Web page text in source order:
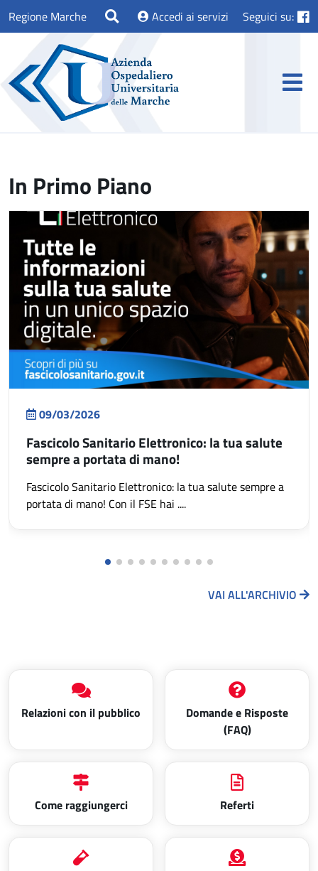
Regione Marche Accedi ai servizi Seguici su:
In Primo Piano
09/03/2026
Fascicolo Sanitario Elettronico: la tua salute
sempre a portata di mano!
Fascicolo Sanitario Elettronico: la tua salute sempre a
portata di mano! Con il FSE hai ....
VAI ALL'ARCHIVIO
Relazioni con il pubblico
Domande e Risposte
(FAQ)
Come raggiungerci Referti